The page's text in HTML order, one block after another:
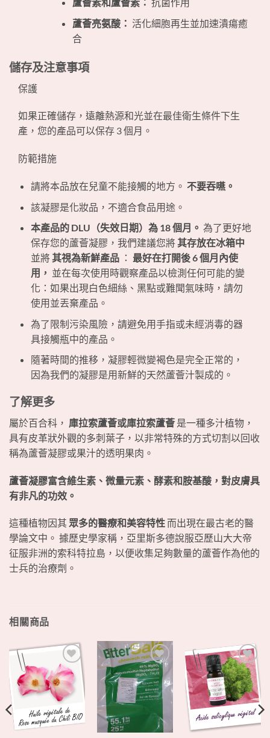
蘆薈素和蘆薈素： 抗菌作用
蘆薈亮氨酸： 活化細胞再生並加速潰瘍癒
合
儲存及注意事項
保護
如果正確儲存，遠離熱源和光並在最佳衛生條件下生
產，您的產品可以保存 3 個月。
防範措施
請將本品放在兒童不能接觸的地方。 不要吞嚥。
該凝膠是化妝品，不適合食品用途。
本產品的 DLU（失效日期）為 18 個月。 為了更好地
保存您的蘆薈凝膠，我們建議您將其存放在冰箱中
並將其視為新鮮產品 ： 最好在打開後 6 個月內使
用， 並在每次使用時觀察產品以檢測任何可能的變
化：如果出現白色細絲、黑點或難聞氣味時，請勿
使用並丟棄產品。
為了限制污染風險，請避免用手指或未經消毒的器
具接觸瓶中的產品。
隨著時間的推移，凝膠輕微變褐色是完全正常的，
因為我們的凝膠是用新鮮的天然蘆薈汁製成的。
了解更多
屬於百合科， 庫拉索蘆薈或庫拉索蘆薈是一種多汁植物，
具有皮革狀外觀的多刺葉子，以非常特殊的方式切割以回收
稱為蘆薈凝膠或果汁的透明果肉。
蘆薈凝膠富含維生素、微量元素、酵素和胺基酸，對皮膚具
有非凡的功效。
這種植物因其 眾多的醫療和美容特性而出現在最古老的醫
學論文中。 據歷史學家稱，亞里斯多德說服亞歷山大大帝
征服非洲的索科特拉島，以便收集足夠數量的蘆薈作為他的
士兵的治療劑。
相關商品
+